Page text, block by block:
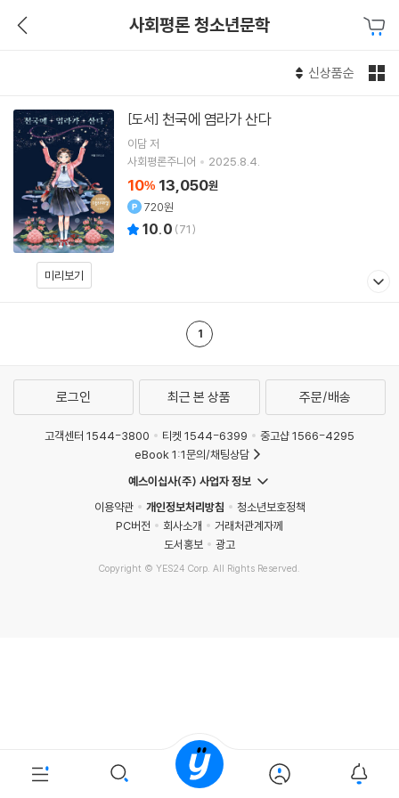
사회평론 청소년문학
신상품순
미리보기
[도서] 천국에 염라가 산다
이담저
사회평론주니어
2025.8.4.
10% 13,050원
720원
10.0 (71)
1
로그인 최근 본 상품 주문/배송
고객센터 1544-3800 티켓 1544-6399
중고샵 1566-4295
eBook 1:1문의/채팅상담
예스이십사(주) 사업자 정보
이용약관
개인정보처리방침
청소년보호정책
PC버전
회사소개
거래처관계자께
도서홍보
광고
Copyright © YES24 Corp. All Rights Reserved.